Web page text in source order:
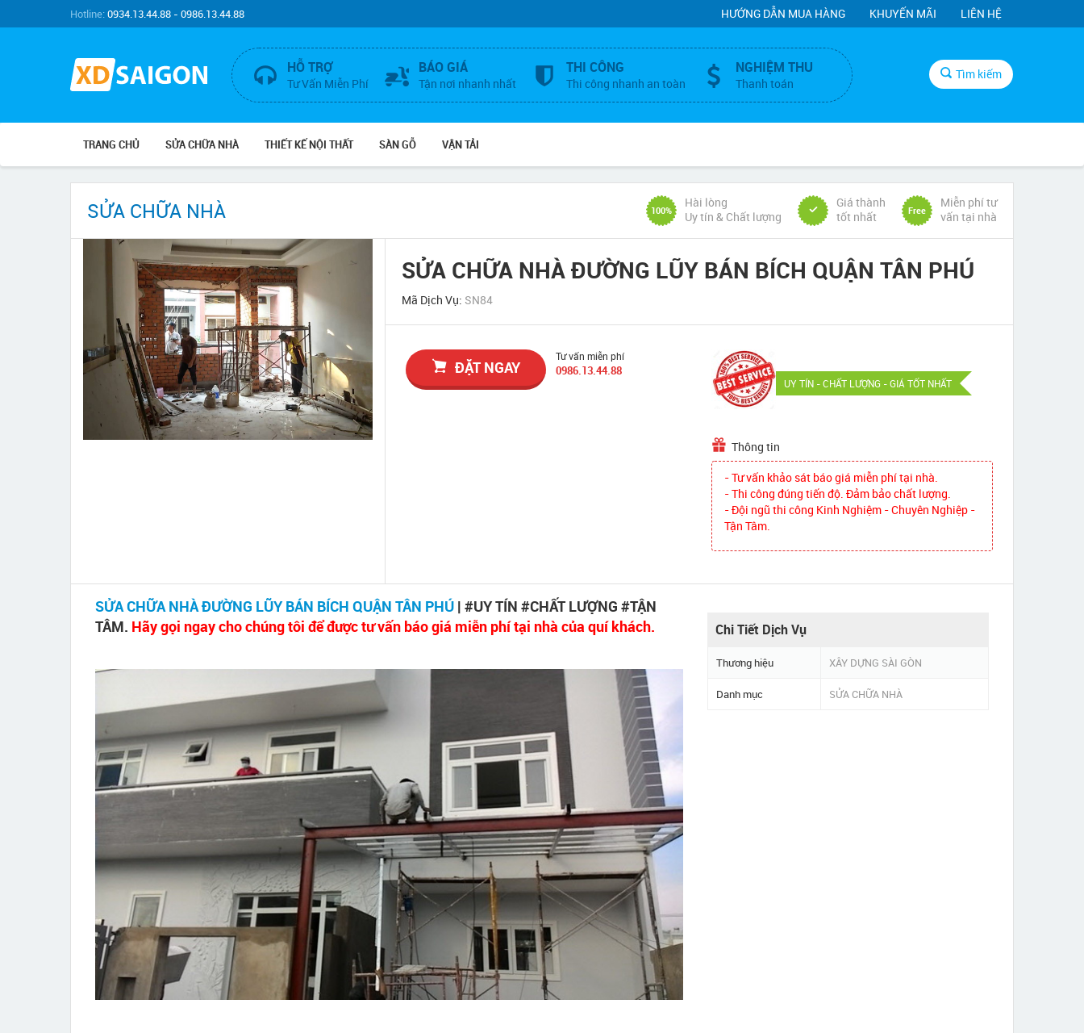
Hotline:0934.13.44.88 - 0986.13.44.88 HƯỚNG DẪN MUA HÀNG KHUYẾN MÃI LIÊN HỆ
HỖ TRỢ
Tư Vấn Miễn Phí
BÁO GIÁ
Tận nơi nhanh nhất
THI CÔNG
Thi công nhanh an toàn
NGHIỆM THU
Thanh toán
Tìm kiếm
TRANG CHỦ SỬA CHỮA NHÀ THIẾT KẾ NỘI THẤT SÀN GỖ VẬN TẢI
SỬA CHỮA NHÀ 100%
Hài lòng
Uy tín & Chất lượng
Giá thành
tốt nhất
Free
Miễn phí tư
vấn tại nhà
SỬA CHỮA NHÀ ĐƯỜNG LŨY BÁN BÍCH QUẬN TÂN PHÚ
Mã Dịch Vụ: SN84
ĐẶT NGAY
Tư vấn miễn phí
0986.13.44.88
UY TÍN - CHẤT LƯỢNG - GIÁ TỐT NHẤT
Thông tin
- Tư vấn khảo sát báo giá miễn phí tại nhà.
- Thi công đúng tiến độ. Đảm bảo chất lượng.
- Đội ngũ thi công Kinh Nghiệm - Chuyên Nghiệp -
Tận Tâm.
SỬA CHỮA NHÀ ĐƯỜNG LŨY BÁN BÍCH QUẬN TÂN PHÚ | #UY TÍN #CHẤT LƯỢNG #TẬN
TÂM. Hãy gọi ngay cho chúng tôi để được tư vấn báo giá miễn phí tại nhà của quí khách. Chi Tiết Dịch Vụ
Thương hiệu XÂY DỰNG SÀI GÒN
Danh mục SỬA CHỮA NHÀ